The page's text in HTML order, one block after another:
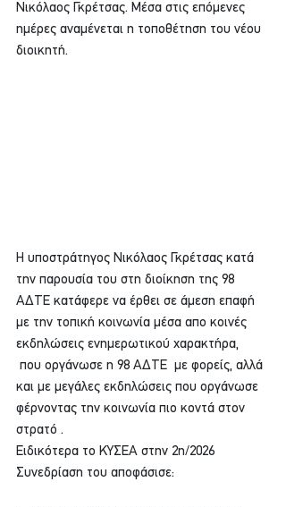
Νικόλαος Γκρέτσας. Μέσα στις επόμενες
ημέρες αναμένεται η τοποθέτηση του νέου
διοικητή.
Η υποστράτηγος Νικόλαος Γκρέτσας κατά
την παρουσία του στη διοίκηση της 98
ΑΔΤΕ κατάφερε να έρθει σε άμεση επαφή
με την τοπική κοινωνία μέσα απο κοινές
εκδηλώσεις ενημερωτικού χαρακτήρα,
που οργάνωσε η 98 ΑΔΤΕ  με φορείς, αλλά
και με μεγάλες εκδηλώσεις που οργάνωσε
φέρνοντας την κοινωνία πιο κοντά στον
στρατό .
Ειδικότερα το ΚΥΣΕΑ στην 2η/2026
Συνεδρίαση του αποφάσισε: